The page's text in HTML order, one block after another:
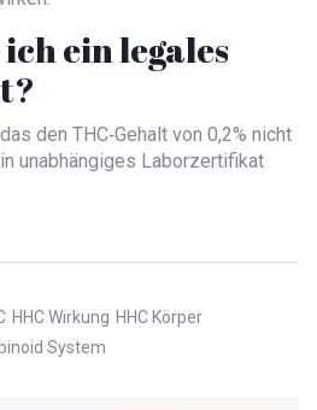
ein legales
den THC‑Gehalt von 0,2% nicht
unabhängiges Laborzertifikat
HHC Wirkung HHC Körper
System